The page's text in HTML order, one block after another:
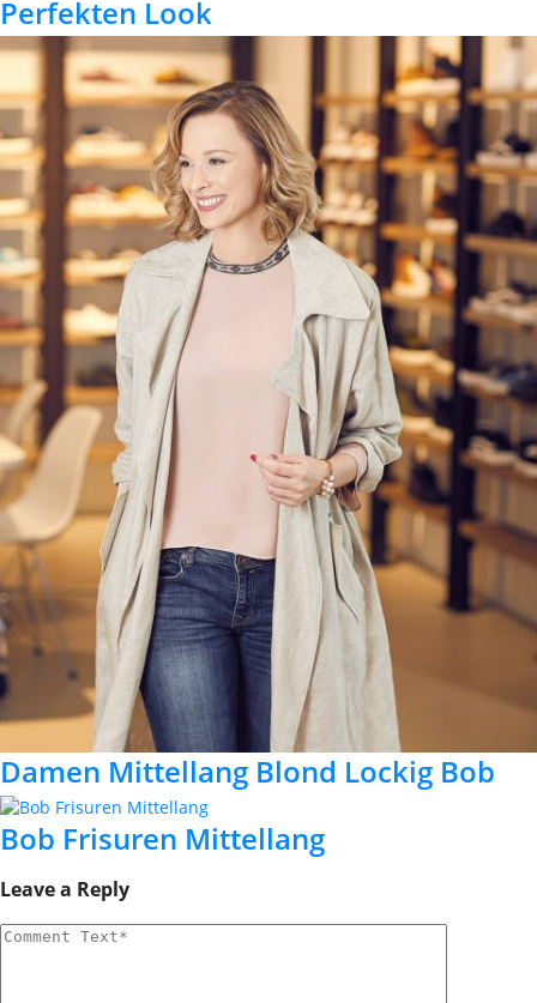
Perfekten Look
Damen Mittellang Blond Lockig Bob
Bob Frisuren Mittellang
Leave a Reply